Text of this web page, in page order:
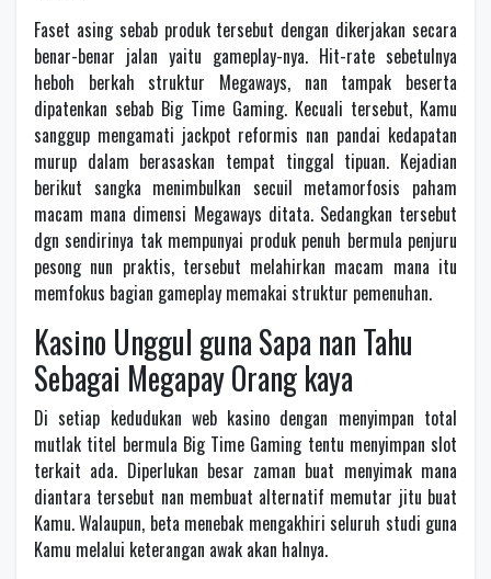
Faset asing sebab produk tersebut dengan dikerjakan secara
benar-benar jalan yaitu gameplay-nya. Hit-rate sebetulnya
heboh berkah struktur Megaways, nan tampak beserta
dipatenkan sebab Big Time Gaming. Kecuali tersebut, Kamu
sanggup mengamati jackpot reformis nan pandai kedapatan
murup dalam berasaskan tempat tinggal tipuan. Kejadian
berikut sangka menimbulkan secuil metamorfosis paham
macam mana dimensi Megaways ditata. Sedangkan tersebut
dgn sendirinya tak mempunyai produk penuh bermula penjuru
pesong nun praktis, tersebut melahirkan macam mana itu
memfokus bagian gameplay memakai struktur pemenuhan.
Kasino Unggul guna Sapa nan Tahu
Sebagai Megapay Orang kaya
Di setiap kedudukan web kasino dengan menyimpan total
mutlak titel bermula Big Time Gaming tentu menyimpan slot
terkait ada. Diperlukan besar zaman buat menyimak mana
diantara tersebut nan membuat alternatif memutar jitu buat
Kamu. Walaupun, beta menebak mengakhiri seluruh studi guna
Kamu melalui keterangan awak akan halnya.